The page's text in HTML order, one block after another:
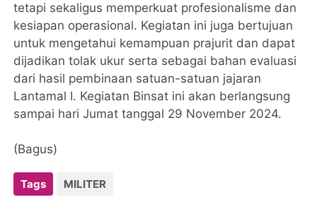
tetapi sekaligus memperkuat profesionalisme dan
kesiapan operasional. Kegiatan ini juga bertujuan
untuk mengetahui kemampuan prajurit dan dapat
dijadikan tolak ukur serta sebagai bahan evaluasi
dari hasil pembinaan satuan-satuan jajaran
Lantamal I. Kegiatan Binsat ini akan berlangsung
sampai hari Jumat tanggal 29 November 2024.
(Bagus)
Tags MILITER